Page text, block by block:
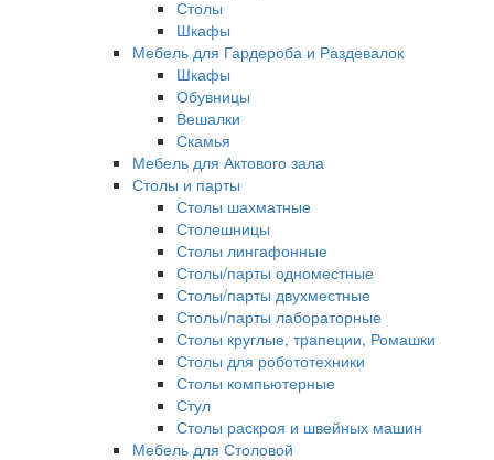
Столы
Шкафы
Мебель для Гардероба и Раздевалок
Шкафы
Обувницы
Вешалки
Скамья
Мебель для Актового зала
Столы и парты
Столы шахматные
Столешницы
Столы лингафонные
Столы/парты одноместные
Столы/парты двухместные
Столы/парты лабораторные
Столы круглые, трапеции, Ромашки
Столы для робототехники
Столы компьютерные
Стул
Столы раскроя и швейных машин
Мебель для Столовой